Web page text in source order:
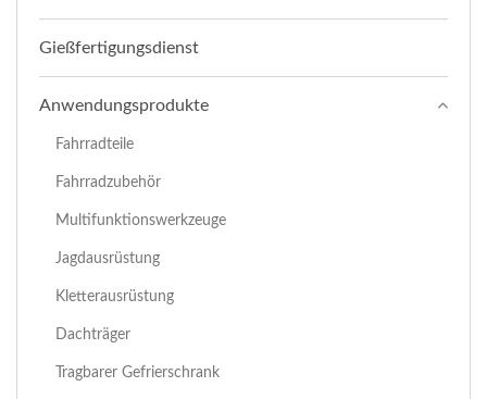
Gießfertigungsdienst
Anwendungsprodukte
Fahrradteile
Fahrradzubehör
Multifunktionswerkzeuge
Jagdausrüstung
Kletterausrüstung
Dachträger
Tragbarer Gefrierschrank